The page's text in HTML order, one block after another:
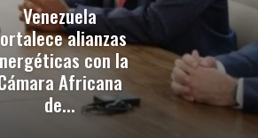
Venezuela
alianzas
con la
Africana
de...